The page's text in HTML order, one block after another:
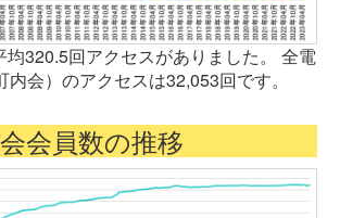
均320.5回アクセスがありました。 全電
会）のアクセスは32,053回です。
会員数の推移